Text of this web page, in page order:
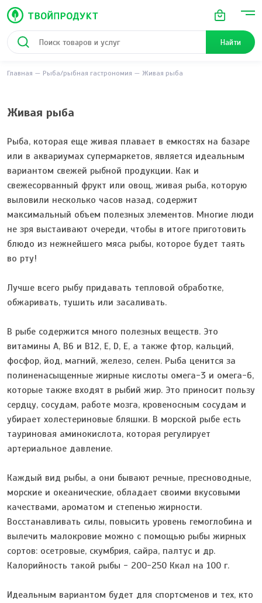
Найти
Главная Рыба/рыбная гастрономия Живая рыба
Живая рыба
Рыба, которая еще живая плавает в емкостях на базаре
или в аквариумах супермаркетов, является идеальным
вариантом свежей рыбной продукции. Как и
свежесорванный фрукт или овощ, живая рыба, которую
выловили несколько часов назад, содержит
максимальный объем полезных элементов. Многие люди
не зря выстаивают очереди, чтобы в итоге приготовить
блюдо из нежнейшего мяса рыбы, которое будет таять
во рту!
Лучше всего рыбу придавать тепловой обработке,
обжаривать, тушить или засаливать.
В рыбе содержится много полезных веществ. Это
витамины А, В6 и В12, Е, D, Е, а также фтор, кальций,
фосфор, йод, магний, железо, селен. Рыба ценится за
полиненасыщенные жирные кислоты омега-3 и омега-6,
которые также входят в рыбий жир. Это приносит пользу
сердцу, сосудам, работе мозга, кровеносным сосудам и
убирает холестериновые бляшки. В морской рыбе есть
тауриновая аминокислота, которая регулирует
артериальное давление.
Каждый вид рыбы, а они бывают речные, пресноводные,
морские и океанические, обладает своими вкусовыми
качествами, ароматом и степенью жирности.
Восстанавливать силы, повысить уровень гемоглобина и
вылечить малокровие можно с помощью рыбы жирных
сортов: осетровые, скумбрия, сайра, палтус и др.
Калорийность такой рыбы - 200-250 Ккал на 100 г.
Идеальным вариантом будет для спортсменов и тех, кто